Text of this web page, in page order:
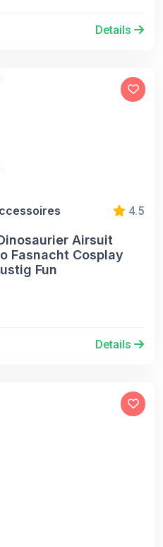
Details
4.5
Airsuit
Fasnacht Cosplay
Fun
Details